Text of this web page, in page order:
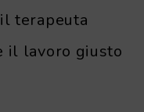
terapeuta
il lavoro giusto